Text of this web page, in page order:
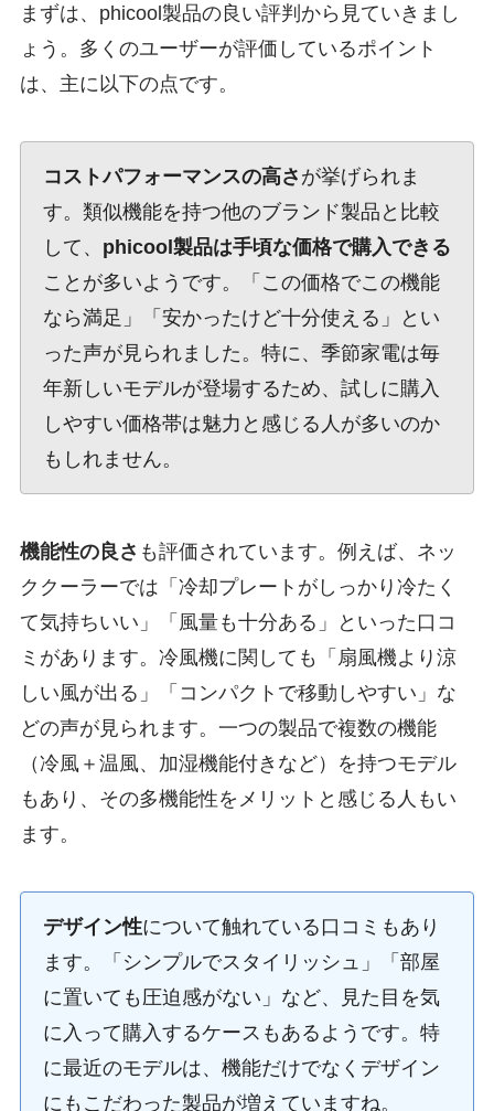
まずは、phicool製品の良い評判から見ていきまし
ょう。多くのユーザーが評価しているポイント
は、主に以下の点です。
コストパフォーマンスの高さ が挙げられま
す。類似機能を持つ他のブランド製品と比較
して、 phicool製品は手頃な価格で購入できる
ことが多いようです。「この価格でこの機能
なら満足」「安かったけど十分使える」とい
った声が見られました。特に、季節家電は毎
年新しいモデルが登場するため、試しに購入
しやすい価格帯は魅力と感じる人が多いのか
もしれません。
機能性の良さ も評価されています。例えば、ネッ
ククーラーでは「冷却プレートがしっかり冷たく
て気持ちいい」「風量も十分ある」といった口コ
ミがあります。冷風機に関しても「扇風機より涼
しい風が出る」「コンパクトで移動しやすい」な
どの声が見られます。一つの製品で複数の機能
（冷風＋温風、加湿機能付きなど）を持つモデル
もあり、その多機能性をメリットと感じる人もい
ます。
デザイン性について触れている口コミもあり
ます。「シンプルでスタイリッシュ」「部屋
に置いても圧迫感がない」など、見た目を気
に入って購入するケースもあるようです。特
に最近のモデルは、機能だけでなくデザイン
にもこだわった製品が増えていますね。